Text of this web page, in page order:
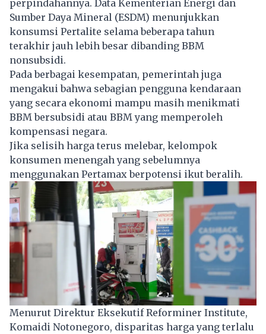
perpindahannya. Data Kementerian Energi dan
Sumber Daya Mineral (ESDM) menunjukkan
konsumsi Pertalite selama beberapa tahun
terakhir jauh lebih besar dibanding BBM
nonsubsidi.
Pada berbagai kesempatan, pemerintah juga
mengakui bahwa sebagian pengguna kendaraan
yang secara ekonomi mampu masih menikmati
BBM bersubsidi atau BBM yang memperoleh
kompensasi negara.
Jika selisih harga terus melebar, kelompok
konsumen menengah yang sebelumnya
menggunakan Pertamax berpotensi ikut beralih.
Menurut Direktur Eksekutif Reforminer Institute,
Komaidi Notonegoro, disparitas harga yang terlalu